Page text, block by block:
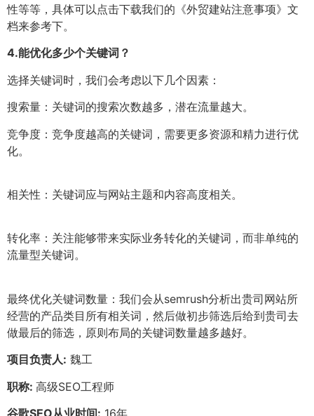
性等等，具体可以点击下载我们的《外贸建站注意事项》文
档来参考下。
4.能优化多少个关键词？
选择关键词时，我们会考虑以下几个因素：
搜索量：关键词的搜索次数越多，潜在流量越大。
竞争度：竞争度越高的关键词，需要更多资源和精力进行优
化。
相关性：关键词应与网站主题和内容高度相关。
转化率：关注能够带来实际业务转化的关键词，而非单纯的
流量型关键词。
最终优化关键词数量：我们会从semrush分析出贵司网站所
经营的产品类目所有相关词，然后做初步筛选后给到贵司去
做最后的筛选，原则布局的关键词数量越多越好。
项目负责人: 魏工
职称: 高级SEO工程师
谷歌SEO从业时间: 16年